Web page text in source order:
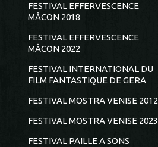
FESTIVAL EFFERVESCENCE
MÂCON 2018
FESTIVAL EFFERVESCENCE
MÂCON 2022
FESTIVAL INTERNATIONAL DU
FILM FANTASTIQUE DE GERA
FESTIVAL MOSTRA VENISE 2012
FESTIVAL MOSTRA VENISE 2023
FESTIVAL PAILLE A SONS